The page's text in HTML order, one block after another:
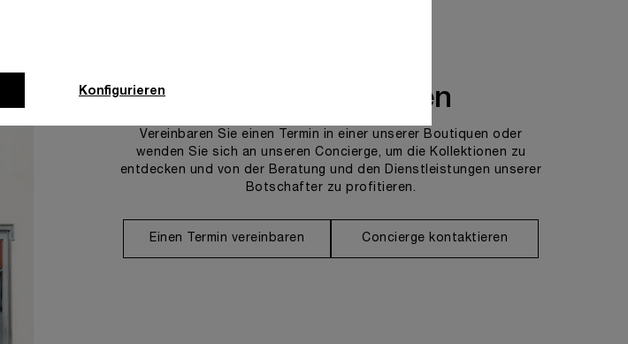
Uns kontaktieren
Vereinbaren Sie einen Termin in einer unserer Boutiquen oder
wenden Sie sich an unseren Concierge, um die Kollektionen zu
entdecken und von der Beratung und den Dienstleistungen unserer
Botschafter zu profitieren.
Einen Termin vereinbaren Concierge kontaktieren
Konfigurieren